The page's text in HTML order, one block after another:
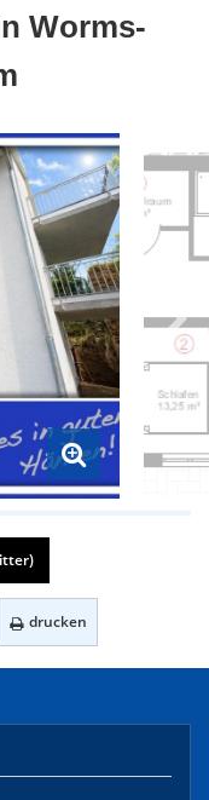
Worms-
drucken